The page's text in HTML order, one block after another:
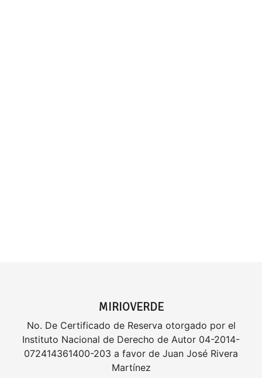
MIRIOVERDE
No. De Certificado de Reserva otorgado por el
Instituto Nacional de Derecho de Autor 04-2014-
072414361400-203 a favor de Juan José Rivera
Martínez